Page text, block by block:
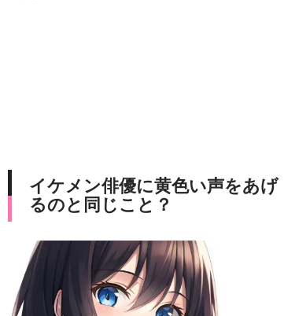
イケメン俳優に黄色い声をあげ
るのと同じこと？